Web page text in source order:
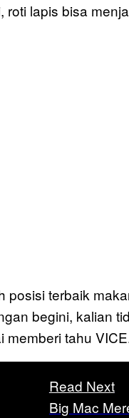
lapis bisa
posisi terbaik
begini, kalian
memberi tahu
Read Next
Big Mac